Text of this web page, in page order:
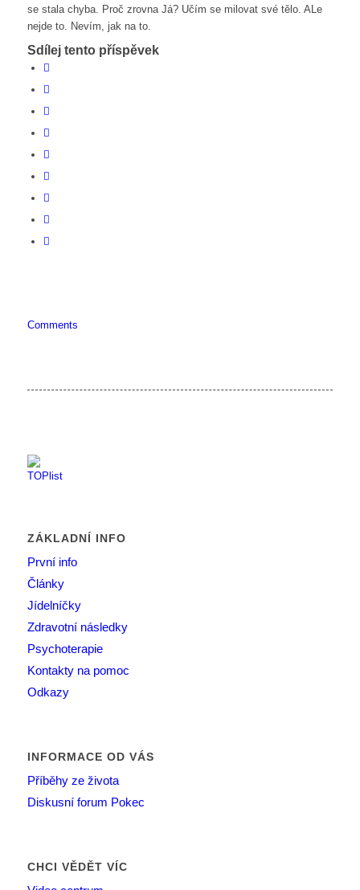
se stala chyba. Proč zrovna Já? Učím se milovat své tělo. ALe
nejde to. Nevím, jak na to.
Sdílej tento příspěvek
Comments
ZÁKLADNÍ INFO
První info
Články
Jídelníčky
Zdravotní následky
Psychoterapie
Kontakty na pomoc
Odkazy
INFORMACE OD VÁS
Příběhy ze života
Diskusní forum Pokec
CHCI VĚDĚT VÍC